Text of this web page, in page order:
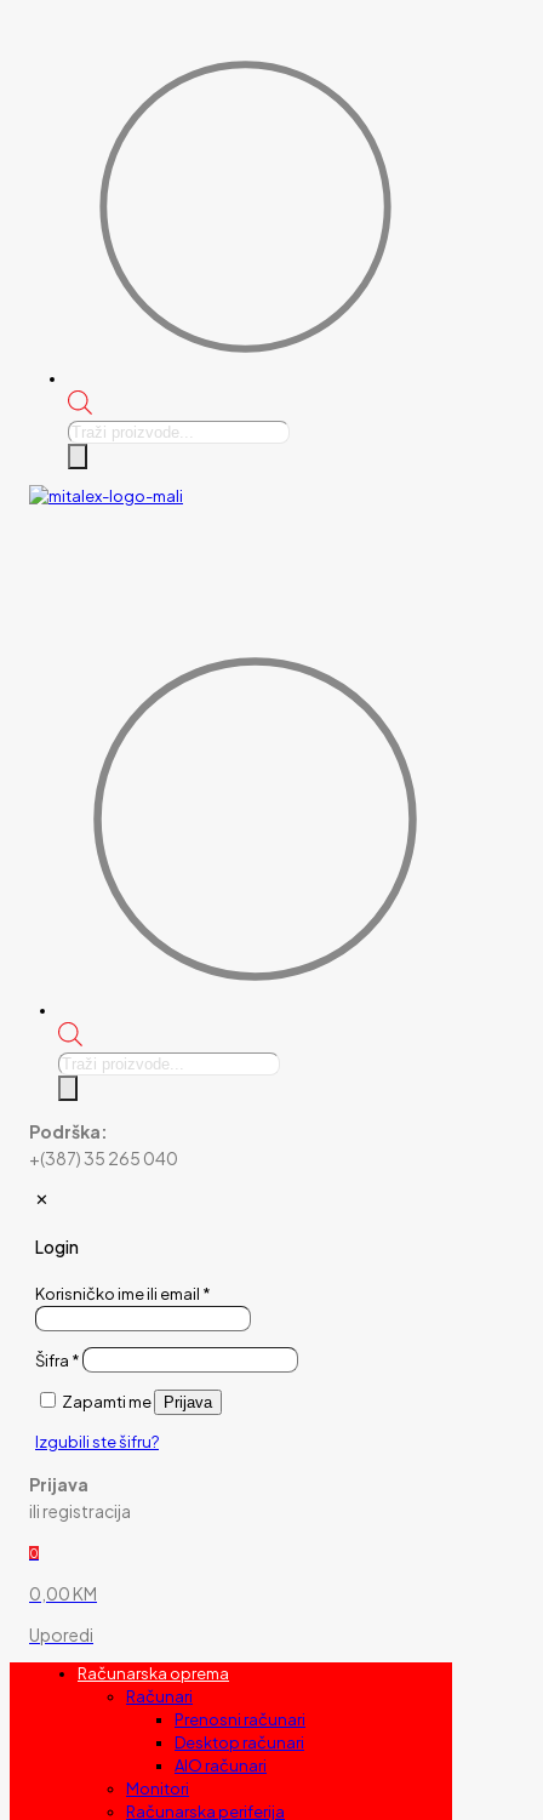
Products
Products
Podrška:
+(387) 35 265 040
✕
Login
Korisničko ime ili email *
Šifra *
Zapamti me Prijava
Izgubili ste šifru?
Prijava
ili registracija
0
0,00 KM
Uporedi
Računarska oprema
Računari
Prenosni računari
Desktop računari
AIO računari
Monitori
Računarska periferija